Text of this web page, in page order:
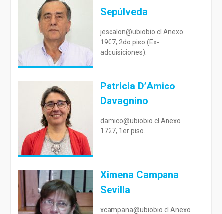
Sepúlveda
jescalon@ubiobio.cl Anexo
1907, 2do piso (Ex-
adquisiciones).
Patricia D’Amico
Davagnino
damico@ubiobio.cl Anexo
1727, 1er piso.
Ximena Campana
Sevilla
xcampana@ubiobio.cl Anexo